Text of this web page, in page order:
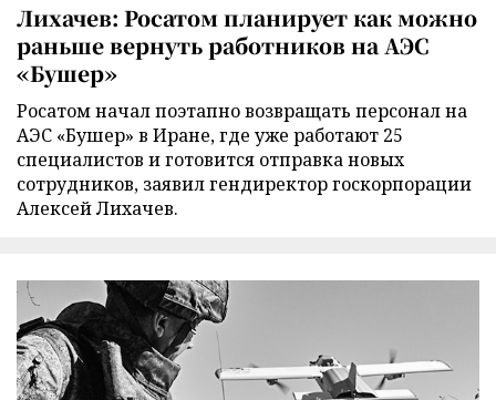
Лихачев: Росатом планирует как можно
раньше вернуть работников на АЭС
«Бушер»
Росатом начал поэтапно возвращать персонал на
АЭС «Бушер» в Иране, где уже работают 25
специалистов и готовится отправка новых
сотрудников, заявил гендиректор госкорпорации
Алексей Лихачев.